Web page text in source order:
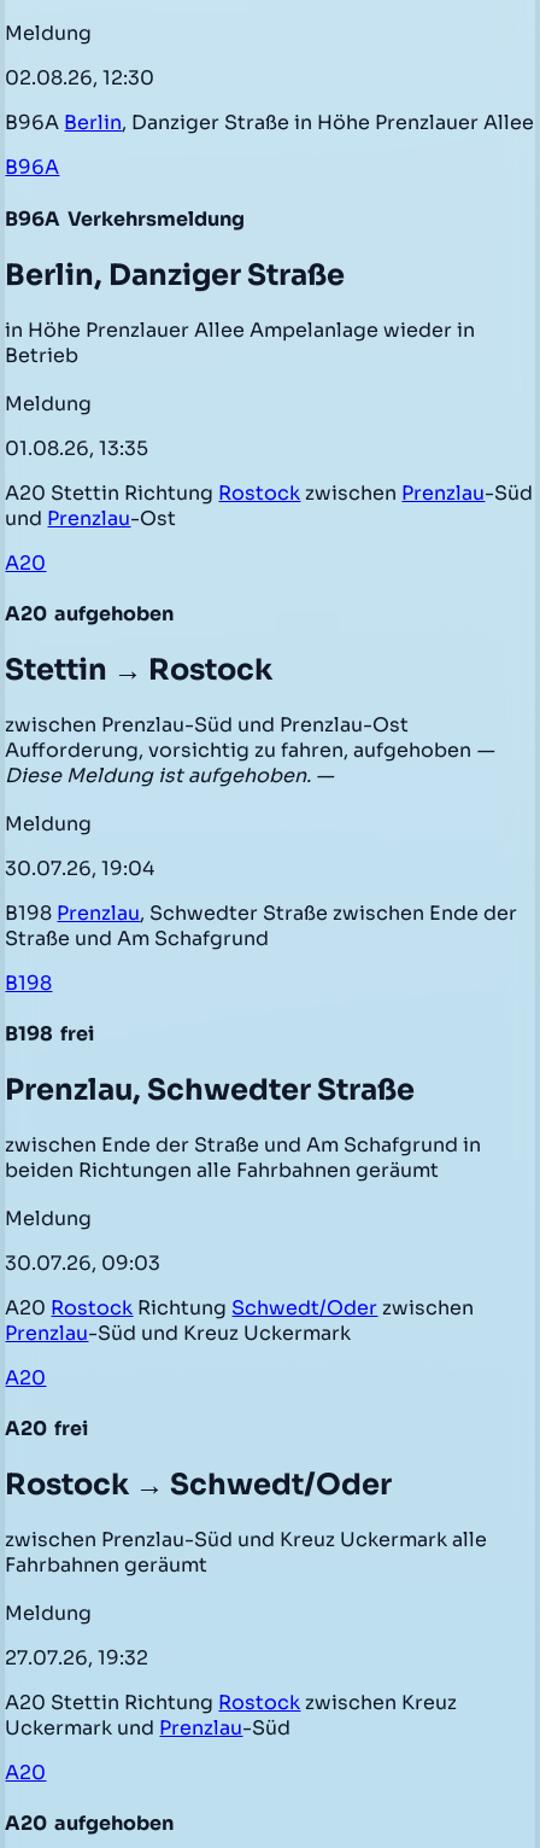
Meldung
02.08.26, 12:30
B96A Berlin, Danziger Straße in Höhe Prenzlauer Allee
B96A
B96A Verkehrsmeldung
Berlin, Danziger Straße
in Höhe Prenzlauer Allee Ampelanlage wieder in
Betrieb
Meldung
01.08.26, 13:35
A20 Stettin Richtung Rostock zwischen Prenzlau-Süd
und Prenzlau-Ost
A20
A20 aufgehoben
Stettin → Rostock
zwischen Prenzlau-Süd und Prenzlau-Ost
Aufforderung, vorsichtig zu fahren, aufgehoben —
Diese Meldung ist aufgehoben. —
Meldung
30.07.26, 19:04
B198 Prenzlau, Schwedter Straße zwischen Ende der
Straße und Am Schafgrund
B198
B198 frei
Prenzlau, Schwedter Straße
zwischen Ende der Straße und Am Schafgrund in
beiden Richtungen alle Fahrbahnen geräumt
Meldung
30.07.26, 09:03
A20 Rostock Richtung Schwedt/Oder zwischen
Prenzlau-Süd und Kreuz Uckermark
A20
A20 frei
Rostock → Schwedt/Oder
zwischen Prenzlau-Süd und Kreuz Uckermark alle
Fahrbahnen geräumt
Meldung
27.07.26, 19:32
A20 Stettin Richtung Rostock zwischen Kreuz
Uckermark und Prenzlau-Süd
A20
A20 aufgehoben